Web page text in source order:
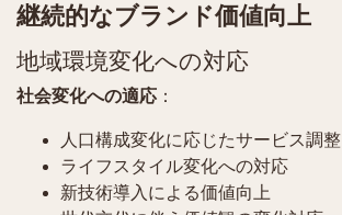
継続的なブランド価値向上
地域環境変化への対応
社会変化への適応 ：
人口構成変化に応じたサービス調整
ライフスタイル変化への対応
新技術導入による価値向上